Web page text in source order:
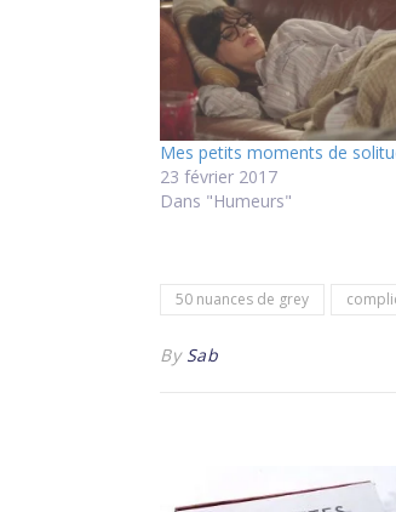
Mes petits moments de
23 février 2017
Dans "Humeurs"
50 nuances de grey
By Sab